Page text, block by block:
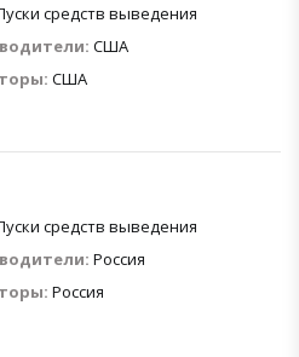
средств выведения
США
США
средств выведения
Россия
Россия